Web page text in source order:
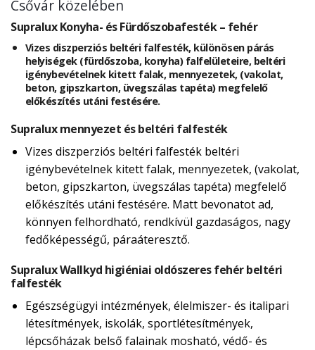
Csővár közelében
Supralux Konyha- és Fürdőszobafesték – fehér
Vizes diszperziós beltéri falfesték, különösen párás
helyiségek (fürdőszoba, konyha) falfelületeire, beltéri
igénybevételnek kitett falak, mennyezetek, (vakolat,
beton, gipszkarton, üvegszálas tapéta) megfelelő
előkészítés utáni festésére.
Supralux mennyezet és beltéri falfesték
Vizes diszperziós beltéri falfesték beltéri
igénybevételnek kitett falak, mennyezetek, (vakolat,
beton, gipszkarton, üvegszálas tapéta) megfelelő
előkészítés utáni festésére. Matt bevonatot ad,
könnyen felhordható, rendkívül gazdaságos, nagy
fedőképességű, páraáteresztő.
Supralux Wallkyd higiéniai oldószeres fehér beltéri
falfesték
Egészségügyi intézmények, élelmiszer- és italipari
létesítmények, iskolák, sportlétesítmények,
lépcsőházak belső falainak mosható, védő- és